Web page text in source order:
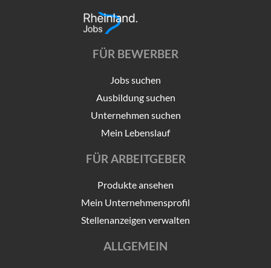
FÜR BEWERBER
Jobs suchen
Ausbildung suchen
Unternehmen suchen
Mein Lebenslauf
FÜR ARBEITGEBER
Produkte ansehen
Mein Unternehmensprofil
Stellenanzeigen verwalten
ALLGEMEIN